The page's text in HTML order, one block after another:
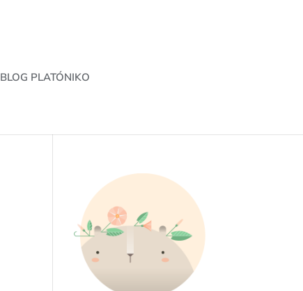
BLOG PLATÓNIKO